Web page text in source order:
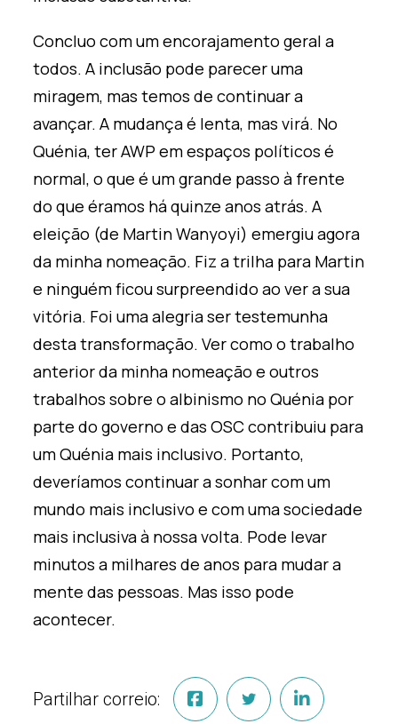
Concluo com um encorajamento geral a
todos. A inclusão pode parecer uma
miragem, mas temos de continuar a
avançar. A mudança é lenta, mas virá. No
Quénia, ter AWP em espaços políticos é
normal, o que é um grande passo à frente
do que éramos há quinze anos atrás. A
eleição (de Martin Wanyoyi) emergiu agora
da minha nomeação. Fiz a trilha para Martin
e ninguém ficou surpreendido ao ver a sua
vitória. Foi uma alegria ser testemunha
desta transformação. Ver como o trabalho
anterior da minha nomeação e outros
trabalhos sobre o albinismo no Quénia por
parte do governo e das OSC contribuiu para
um Quénia mais inclusivo. Portanto,
deveríamos continuar a sonhar com um
mundo mais inclusivo e com uma sociedade
mais inclusiva à nossa volta. Pode levar
minutos a milhares de anos para mudar a
mente das pessoas. Mas isso pode
acontecer.
Partilhar correio: